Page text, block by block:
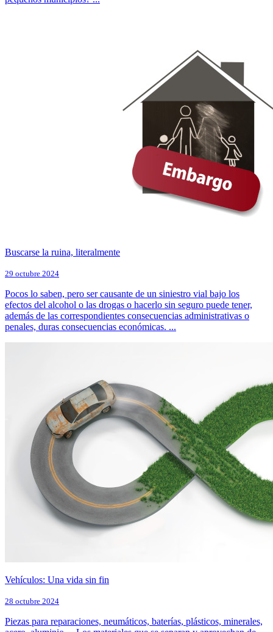
Buscarse la ruina, literalmente
29 octubre 2024
Pocos lo saben, pero ser causante de un siniestro vial bajo los
efectos del alcohol o las drogas o hacerlo sin seguro puede tener,
además de las correspondientes consecuencias administrativas o
penales, duras consecuencias económicas. ...
Vehículos: Una vida sin fin
28 octubre 2024
Piezas para reparaciones, neumáticos, baterías, plásticos, minerales,